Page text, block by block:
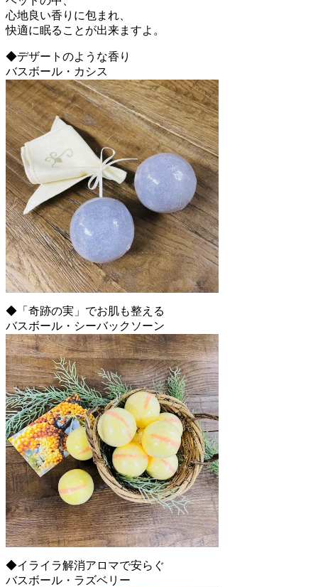
心地良い香りに包まれ、
快適に眠ることが出来ますよ。
◆デザートのような香り
バスボール・カシス
◆「奇跡の実」でお肌も整える
バスボール・シーバックソーン
◆イライラ解消アロマで安らぐ
バスボール・ラズベリー